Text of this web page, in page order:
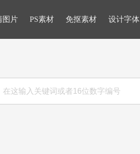
图片 PS素材 免抠素材 设计字体